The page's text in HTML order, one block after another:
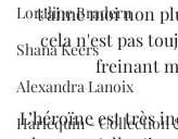
Loraline Bradern
Shana Keers
Alexandra Lanoix
Harlequin - Collection
t’aime moi non
cela n'est pas
freinant
L’héroïne est très